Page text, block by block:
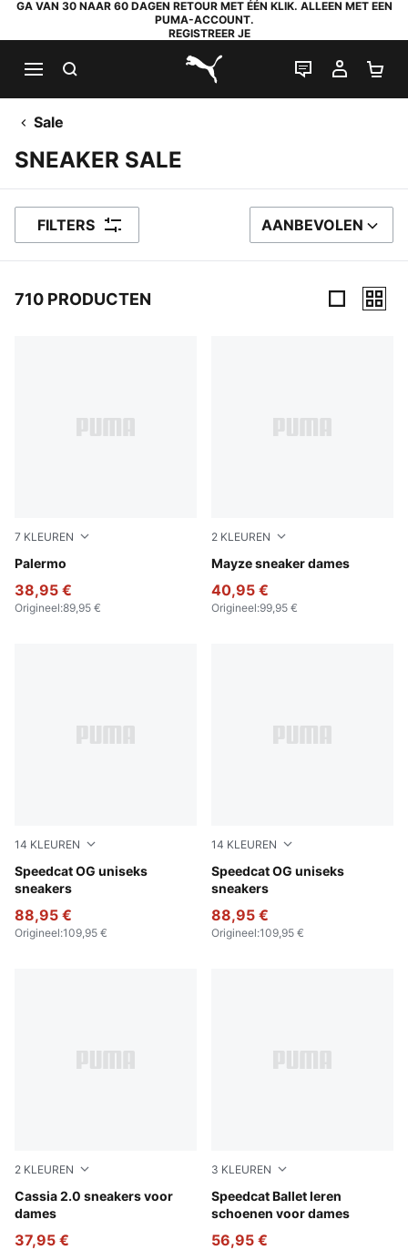
GA VAN 30 NAAR 60 DAGEN RETOUR MET ÉÉN KLIK. ALLEEN MET EEN
PUMA-ACCOUNT.
REGISTREER JE
PUMA.com
LIVE CHAT
MIJN
Sale
SNEAKER SALE
FILTERS SORTEER OP
AANBEVOLEN
710 PRODUCTEN
7 KLEUREN
Palermo
Rosy Outlook-Gum
38,95 €
Origineel:89,95 €
2 KLEUREN
Mayze sneaker dames
PUMA Black-PUMA White
40,95 €
Origineel:99,95 €
14 KLEUREN
Speedcat OG uniseks
sneakers
PUMA Black-PUMA White
88,95 €
Origineel:109,95 €
14 KLEUREN
Speedcat OG uniseks
sneakers
For All Time Red-PUMA
88,95 €
Origineel:109,95 €
2 KLEUREN
Cassia 2.0 sneakers voor
dames
PUMA White-PUMA Gold-PUMA White
37,95 €
3 KLEUREN
Speedcat Ballet leren
schoenen voor dames
PUMA Black-PUMA White
56,95 €